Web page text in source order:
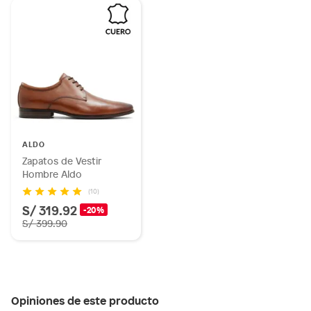
ALDO
Zapatos de Vestir
Hombre Aldo
(10)
S/ 319.92 -20%
S/ 399.90
Opiniones de este producto